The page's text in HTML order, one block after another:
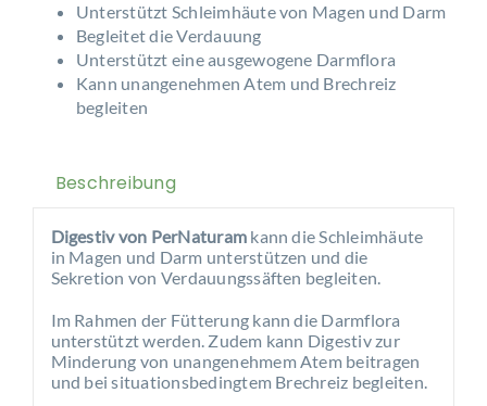
Unterstützt Schleimhäute von Magen und Darm
Begleitet die Verdauung
Unterstützt eine ausgewogene Darmflora
Kann unangenehmen Atem und Brechreiz
begleiten
Beschreibung
Digestiv von PerNaturam kann die Schleimhäute
in Magen und Darm unterstützen und die
Sekretion von Verdauungssäften begleiten.
Im Rahmen der Fütterung kann die Darmflora
unterstützt werden. Zudem kann Digestiv zur
Minderung von unangenehmem Atem beitragen
und bei situationsbedingtem Brechreiz begleiten.